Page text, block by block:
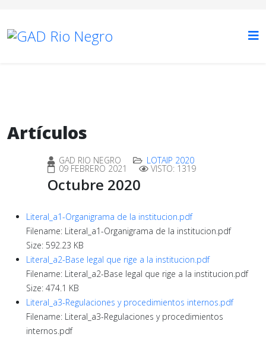
Artículos
GAD RIO NEGRO LOTAIP 2020
09 FEBRERO 2021 VISTO: 1319
Octubre 2020
Literal_a1-Organigrama de la institucion.pdf
Filename: Literal_a1-Organigrama de la institucion.pdf
Size: 592.23 KB
Literal_a2-Base legal que rige a la institucion.pdf
Filename: Literal_a2-Base legal que rige a la institucion.pdf
Size: 474.1 KB
Literal_a3-Regulaciones y procedimientos internos.pdf
Filename: Literal_a3-Regulaciones y procedimientos
internos.pdf